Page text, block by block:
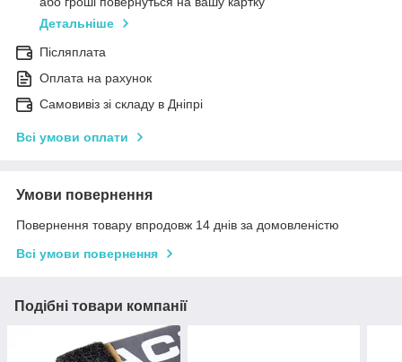
Детальніше
Післяплата
Оплата на рахунок
Самовивіз зі складу в Дніпрі
Всі умови оплати
Умови повернення
Повернення товару впродовж 14 днів за домовленістю
Всі умови повернення
Подібні товари компанії